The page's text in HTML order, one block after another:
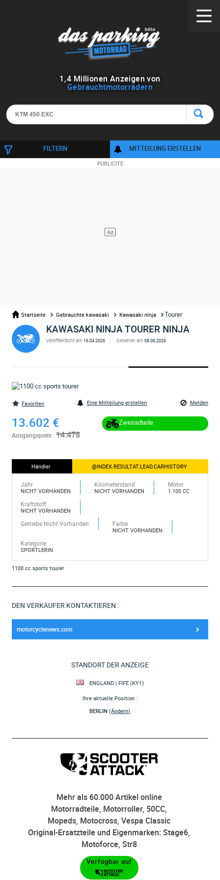
1 ,4 Millionen Anzeigen von
Gebrauchtmotorrädern
FILTERN MITTEILUNG ERSTELLEN
Startseite Gebrauchte kawasaki Kawasaki ninja Tourer
KAWASAKI NINJA TOURER NINJA
Veröffentlicht am 16.04.2026 Gesehen am 08.08.2026
Favoriten Eine Mitteilung erstellen Melden
13.602 €
Ausgangspreis :14.478
Zweiradteile
Händler @INDEX.RESULTAT.LEAD.CARHISTORY
Jahr
NICHT VORHANDEN
Kilometerstand
NICHT VORHANDEN
Motor
1.100 CC
Kraftstoff
NICHT VORHANDEN
Getriebe Nicht Vorhanden Farbe
NICHT VORHANDEN
Kategorie
SPORTLERIN
1100 cc sports tourer
DEN VERKÄUFER KONTAKTIEREN :
motorcyclenews.com
STANDORT DER ANZEIGE
ENGLAND | FIFE (KY1)
Ihre aktuelle Position :
BERLIN(Ändern)
Mehr als 60.000 Artikel online
Motorradteile, Motorroller, 50CC,
Mopeds, Motocross, Vespa Classic
Original-Ersatzteile und Eigenmarken: Stage6,
Motoforce, Str8
Verfügbar auf